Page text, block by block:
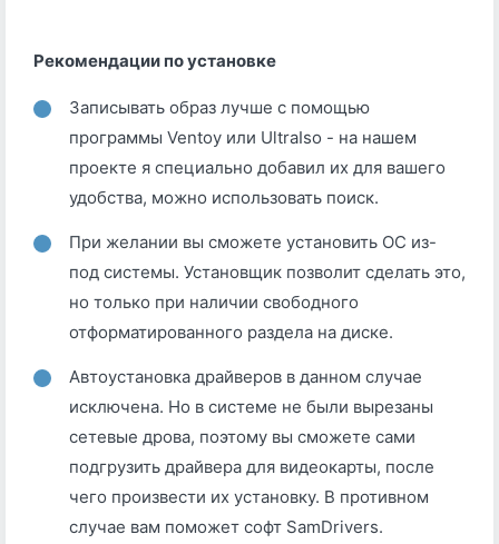
Рекомендации по установке
Записывать образ лучше с помощью
программы Ventoy или UltraIso - на нашем
проекте я специально добавил их для вашего
удобства, можно использовать поиск.
При желании вы сможете установить ОС из-
под системы. Установщик позволит сделать это,
но только при наличии свободного
отформатированного раздела на диске.
Автоустановка драйверов в данном случае
исключена. Но в системе не были вырезаны
сетевые дрова, поэтому вы сможете сами
подгрузить драйвера для видеокарты, после
чего произвести их установку. В противном
случае вам поможет софт SamDrivers.